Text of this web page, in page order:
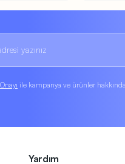
ile kampanya ve ürünler
Yardım